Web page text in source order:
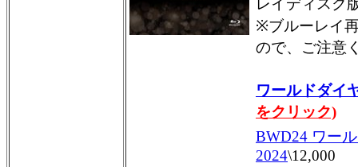
レイディスク
※ブルーレイ
ので、ご注意
ワールドダイ
をクリック)
BWD24 ワー
2024\12,000